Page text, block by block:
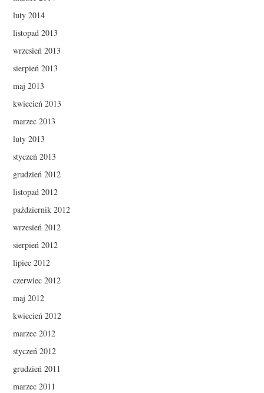
luty 2014
listopad 2013
wrzesień 2013
sierpień 2013
maj 2013
kwiecień 2013
marzec 2013
luty 2013
styczeń 2013
grudzień 2012
listopad 2012
październik 2012
wrzesień 2012
sierpień 2012
lipiec 2012
czerwiec 2012
maj 2012
kwiecień 2012
marzec 2012
styczeń 2012
grudzień 2011
marzec 2011